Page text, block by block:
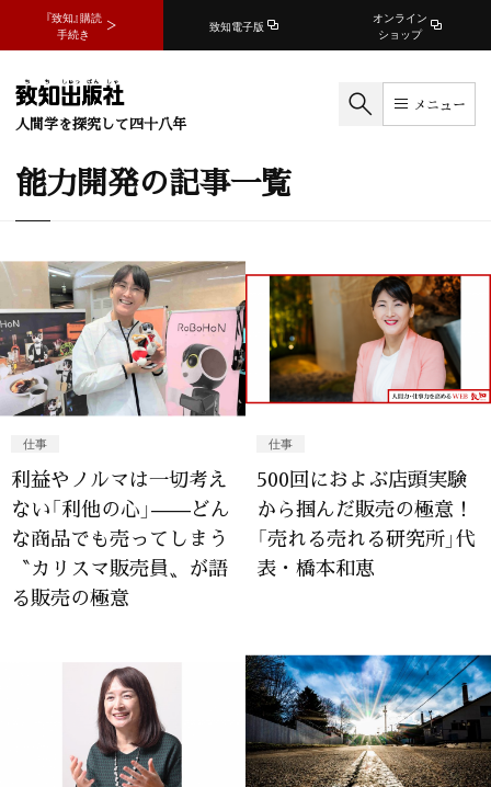
『致知』購読
手続き
致知電子版
オンライン
ショップ
人間学を探究して四十八年
メニュー
能力開発の記事一覧
仕事
利益やノルマは一切考え
ない「利他の心」——どん
な商品でも売ってしまう
〝カリスマ販売員〟が語
る販売の極意
仕事
500回におよぶ店頭実験
から掴んだ販売の極意！
「売れる売れる研究所」代
表・橋本和恵